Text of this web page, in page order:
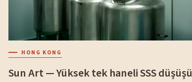
HONG KONG
Sun Art — Yüksek tek haneli SSS düşüşü